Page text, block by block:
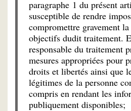
paragraphe 1 du présent
susceptible de rendre
compromettre gravement
objectifs dudit traitement.
responsable du traitement
mesures appropriées pour
droits et libertés ainsi que
légitimes de la personne
compris en rendant les
publiquement disponibles;